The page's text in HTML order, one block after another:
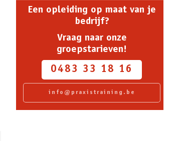
Een opleiding op maat van je
bedrijf?
Vraag naar onze
groepstarieven!
0483 33 18 16
info@praxistraining.be